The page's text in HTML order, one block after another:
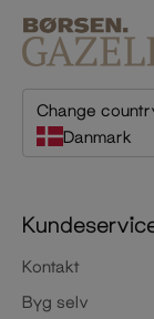
Change
Danmark
Kontakt
Byg selv